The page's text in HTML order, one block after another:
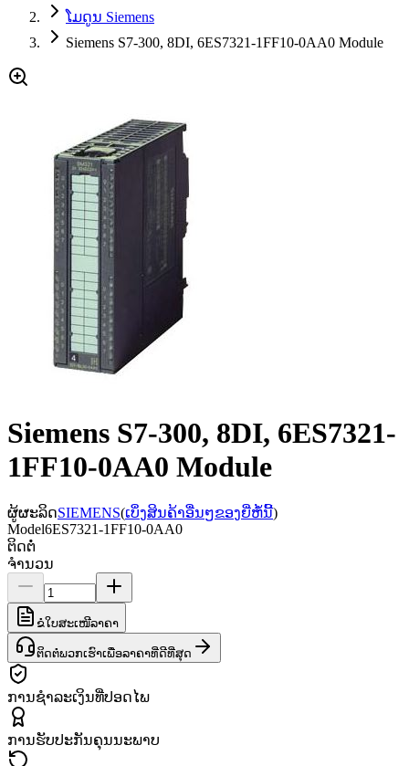
ໂມດູນ Siemens
Siemens S7-300, 8DI, 6ES7321-1FF10-0AA0 Module
Siemens S7-300, 8DI, 6ES7321-
1FF10-0AA0 Module
ຜູ້ຜະລິດSIEMENS(ເບິ່ງສິນຄ້າອື່ນໆຂອງຍີ່ຫໍ້ນີ້)
Model6ES7321-1FF10-0AA0
ຕິດຕໍ່
ຈຳນວນ
ຂໍໃບສະເໜີລາຄາ
ຕິດຕໍ່ພວກເຮົາເພື່ອລາຄາທີ່ດີທີ່ສຸດ
ການຊຳລະເງິນທີ່ປອດໄພ
ການຮັບປະກັນຄຸນນະພາບ